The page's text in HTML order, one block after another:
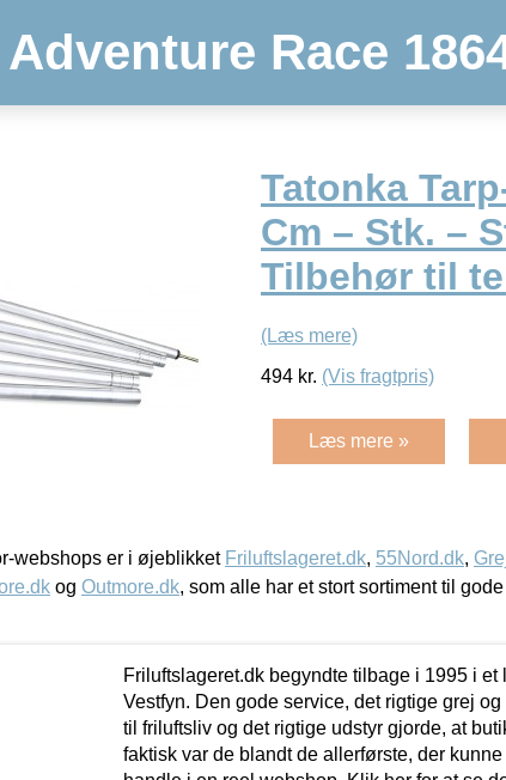
Adventure Race
Tatonka
Cm – Stk. –
Tilbehør til
(Læs mere)
494 kr. (Vis fragtpris)
Læs mere »
webshops er i øjeblikket Friluftslageret.dk, 55Nord.dk,
og Outmore.dk, som alle har et stort sortiment til gode
Friluftslageret.dk begyndte tilbage i 1995 i
Vestfyn. Den gode service, det rigtige grej
til friluftsliv og det rigtige udstyr gjorde, at
faktisk var de blandt de allerførste, der